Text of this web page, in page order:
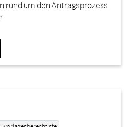
rund um den Antragsprozess